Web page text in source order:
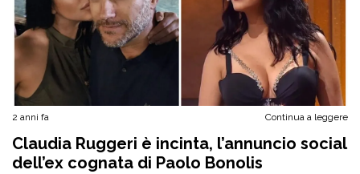
2 anni fa Continua a leggere
Claudia Ruggeri è incinta, l’annuncio social
dell’ex cognata di Paolo Bonolis